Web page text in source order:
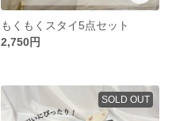
もくもくスタイ5点セット
2,750円
SOLD OUT